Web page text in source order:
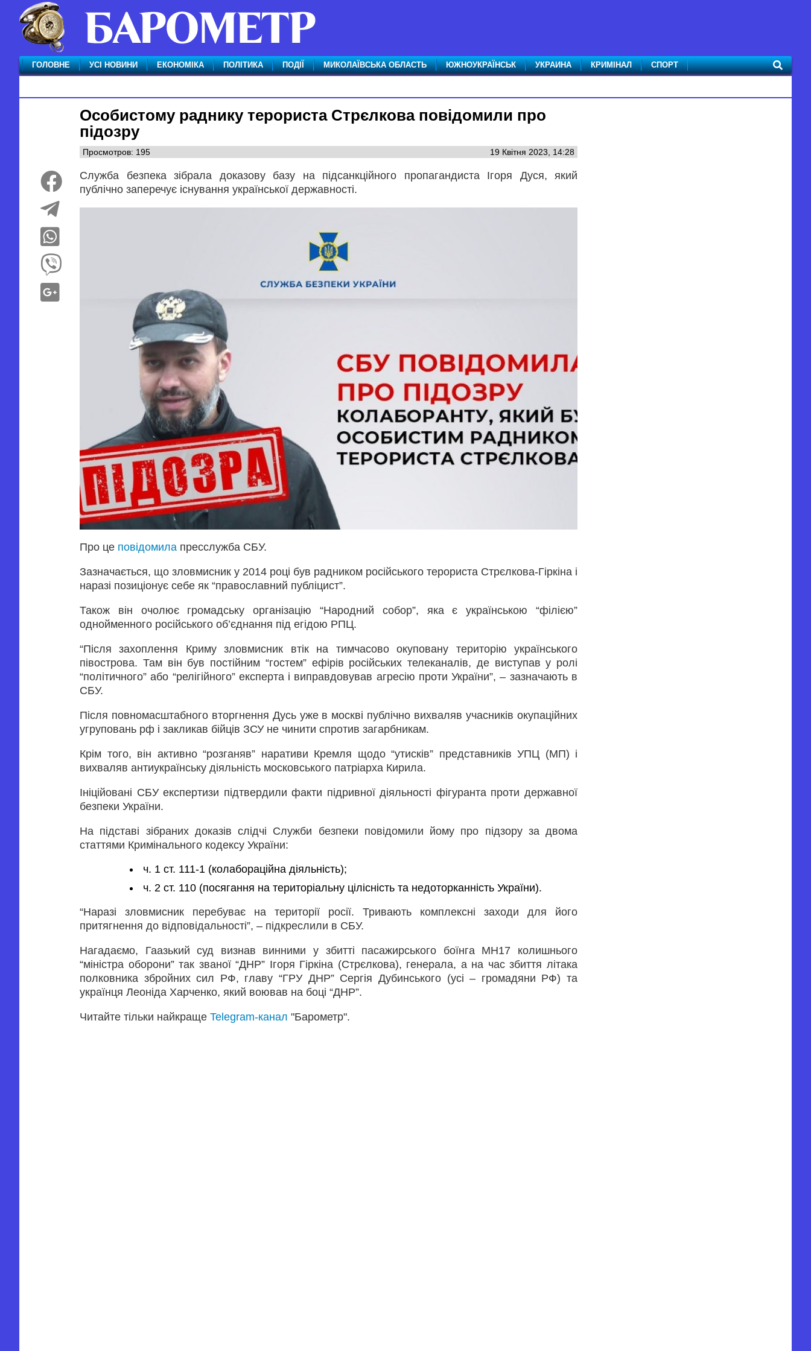
ГОЛОВНЕ УСІ НОВИНИ ЕКОНОМІКА ПОЛІТИКА ПОДІЇ МИКОЛАЇВСЬКА ОБЛАСТЬ ЮЖНОУКРАЇНСЬК УКРАИНА КРИМІНАЛ СПОРТ
Особистому раднику терориста Стрєлкова повідомили про
підозру
Просмотров: 195 19 Квітня 2023, 14:28
Служба безпека зібрала доказову базу на підсанкційного пропагандиста Ігоря Дуся, який
публічно заперечує існування української державності.
Про це повідомила пресслужба СБУ.
Зазначається, що зловмисник у 2014 році був радником російського терориста Стрєлкова-Гіркіна і
наразі позиціонує себе як “православний публіцист”.
Також він очолює громадську організацію “Народний собор”, яка є українською “філією”
однойменного російського об’єднання під егідою РПЦ.
“Після захоплення Криму зловмисник втік на тимчасово окуповану територію українського
півострова. Там він був постійним “гостем” ефірів російських телеканалів, де виступав у ролі
“політичного” або “релігійного” експерта і виправдовував агресію проти України”, – зазначають в
СБУ.
Після повномасштабного вторгнення Дусь уже в москві публічно вихваляв учасників окупаційних
угруповань рф і закликав бійців ЗСУ не чинити спротив загарбникам.
Крім того, він активно “розганяв” наративи Кремля щодо “утисків” представників УПЦ (МП) і
вихваляв антиукраїнську діяльність московського патріарха Кирила.
Ініційовані СБУ експертизи підтвердили факти підривної діяльності фігуранта проти державної
безпеки України.
На підставі зібраних доказів слідчі Служби безпеки повідомили йому про підзору за двома
статтями Кримінального кодексу України:
ч. 1 ст. 111-1 (колабораційна діяльність);
ч. 2 ст. 110 (посягання на територіальну цілісність та недоторканність України).
“Наразі зловмисник перебуває на території росії. Тривають комплексні заходи для його
притягнення до відповідальності”, – підкреслили в СБУ.
Нагадаємо, Гаазький суд визнав винними у збитті пасажирського боїнга MH17 колишнього
“міністра оборони” так званої “ДНР” Ігоря Гіркіна (Стрєлкова), генерала, а на час збиття літака
полковника збройних сил РФ, главу “ГРУ ДНР” Сергія Дубинського (усі – громадяни РФ) та
українця Леоніда Харченко, який воював на боці “ДНР”.
Читайте тільки найкраще Telegram-канал "Барометр".